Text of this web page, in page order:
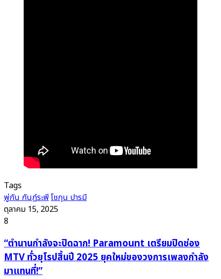
Tags
พู่กัน กันฏ์ระพีโชกุน ปารมี
ตุลาคม 15, 2025
8
“ตำนาน
กำลัง
จะ
“ตำนานกำลังจะปิดฉาก! Paramount เตรียมปิดช่อง
MTV ทั่วยุโรปสิ้นปี 2025 ยุคใหม่ของวงการเพลงกำลัง
มาแทนที่!”